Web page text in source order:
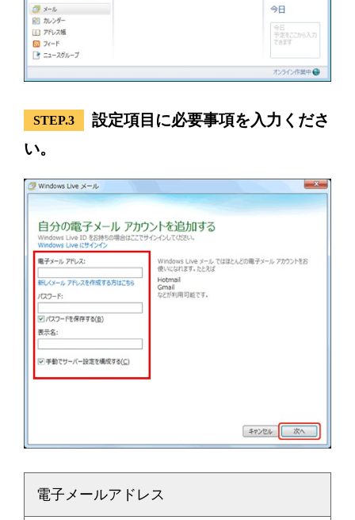
STEP.3
設定項目に必要事項を入力くださ
い。
電子メールアドレス